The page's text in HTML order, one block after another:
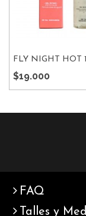
FLY NIGHT HOT
$19.000
FAQ
Talles y